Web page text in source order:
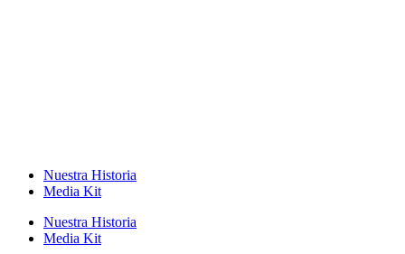
Nuestra Historia
Media Kit
Nuestra Historia
Media Kit